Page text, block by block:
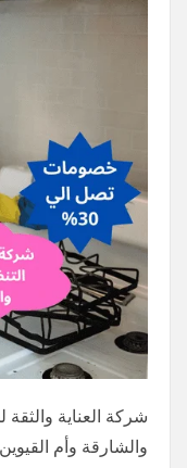
شركة العناية
والشارقة وأم